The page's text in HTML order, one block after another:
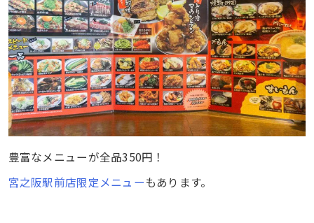
豊富なメニューが全品350円！
宮之阪駅前店限定メニューもあります。